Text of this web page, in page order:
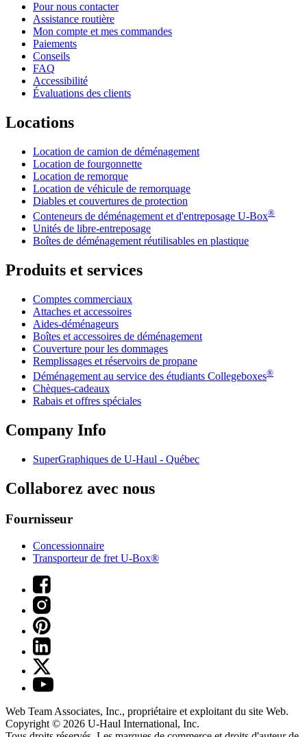
Pour nous contacter
Assistance routière
Mon compte et mes commandes
Paiements
Conseils
FAQ
Accessibilité
Évaluations des clients
Locations
Location de camion de déménagement
Location de fourgonnette
Location de remorque
Location de véhicule de remorquage
Diables et couvertures de protection
Conteneurs de déménagement et d'entreposage U-Box®
Unités de libre-entreposage
Boîtes de déménagement réutilisables en plastique
Produits et services
Comptes commerciaux
Attaches et accessoires
Aides-déménageurs
Boîtes et accessoires de déménagement
Couverture pour les dommages
Remplissages et réservoirs de propane
Déménagement au service des étudiants Collegeboxes®
Chèques-cadeaux
Rabais et offres spéciales
Company Info
SuperGraphiques de U-Haul - Québec
Collaborez avec nous
Fournisseur
Concessionnaire
Transporteur de fret U-Box®
Web Team Associates, Inc., propriétaire et exploitant du site Web.
Copyright © 2026 U-Haul International, Inc.